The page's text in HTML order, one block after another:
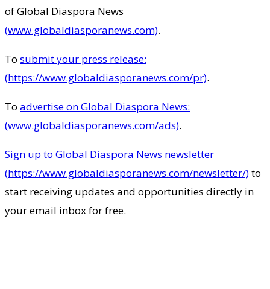
of Global Diaspora News
(www.globaldiasporanews.com).
To submit your press release:
(https://www.globaldiasporanews.com/pr).
To advertise on Global Diaspora News:
(www.globaldiasporanews.com/ads).
Sign up to Global Diaspora News newsletter
(https://www.globaldiasporanews.com/newsletter/)to
start receiving updates and opportunities directly in
your email inbox for free.